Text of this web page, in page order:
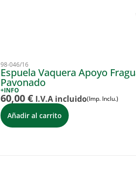
98-046/16
Espuela Vaquera Apoyo
Pavonado
+INFO
60,00€ I.V.A incluido(Imp. Inclu.)
Añadir al carrito